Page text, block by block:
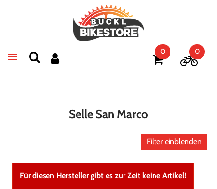
Toggle navigation
0 0
Selle San Marco
Filter einblenden
Für diesen Hersteller gibt es zur Zeit keine Artikel!